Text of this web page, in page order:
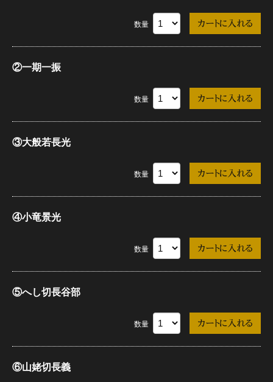
数量
②一期一振
数量
③大般若長光
数量
④小竜景光
数量
⑤へし切長谷部
数量
⑥山姥切長義